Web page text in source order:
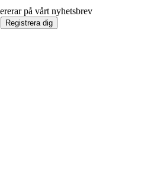
på vårt nyhetsbrev
Registrera dig